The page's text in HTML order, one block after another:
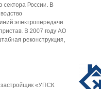
сектора России. В
электропередачи
В 2007 году АО
реконструкция,
«УПСК